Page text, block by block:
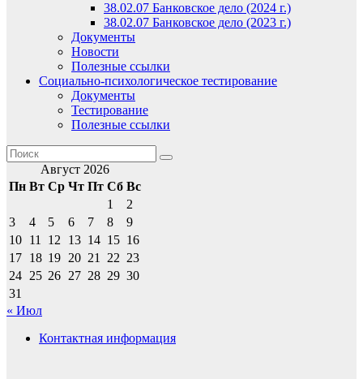
38.02.07 Банковское дело (2024 г.)
38.02.07 Банковское дело (2023 г.)
Документы
Новости
Полезные ссылки
Социально-психологическое тестирование
Документы
Тестирование
Полезные ссылки
Август 2026
Пн Вт Ср Чт Пт Сб Вс
1
2
3
4 5 6 7 8
9
10 11 12 13 14 15 16
17 18 19 20 21 22 23
24 25 26 27 28 29 30
31
« Июл
Контактная информация